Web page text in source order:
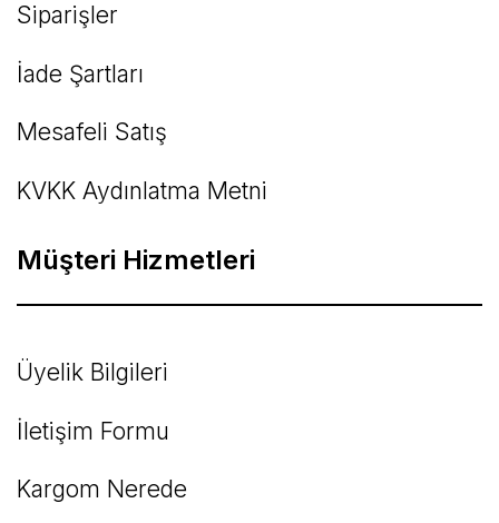
Siparişler
İade Şartları
Mesafeli Satış
KVKK Aydınlatma Metni
Müşteri Hizmetleri
Üyelik Bilgileri
İletişim Formu
Kargom Nerede